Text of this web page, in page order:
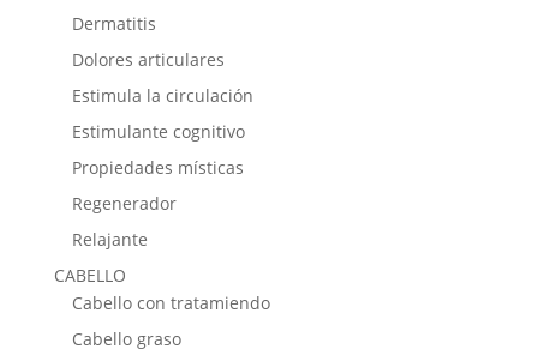
Dermatitis
Dolores articulares
Estimula la circulación
Estimulante cognitivo
Propiedades místicas
Regenerador
Relajante
CABELLO
Cabello con tratamiendo
Cabello graso